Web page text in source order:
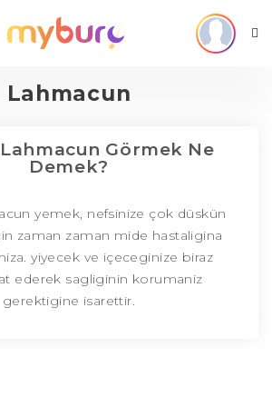
Lahmacun
Görmek Ne
Demek?
yemek, nefsinize çok düskün
zaman zaman mide hastaligina
yiyecek ve içeceginize biraz
ederek sagliginin korumaniz
gerektigine isarettir.